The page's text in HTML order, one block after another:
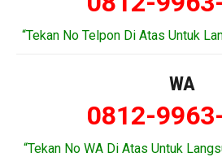
“Tekan No Telpon Di Atas Untuk
WA
0812-
“Tekan No WA Di Atas Untuk